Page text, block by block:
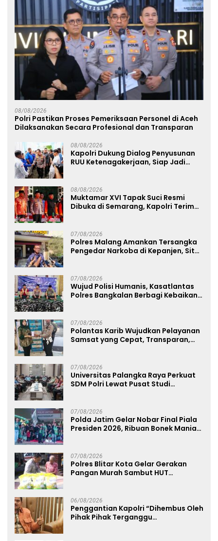
08/08/2026
Polri Pastikan Proses Pemeriksaan Personel di Aceh
Dilaksanakan Secara Profesional dan Transparan
08/08/2026
Kapolri Dukung Dialog Penyusunan
RUU Ketenagakerjaan, Siap Jadi
08/08/2026
Muktamar XVI Tapak Suci Resmi
Dibuka di Semarang, Kapolri Terima
07/08/2026
Polres Malang Amankan Tersangka
Pengedar Narkoba di Kepanjen, Sita
07/08/2026
Wujud Polisi Humanis, Kasatlantas
Polres Bangkalan Berbagi Kebaikan
07/08/2026
Polantas Karib Wujudkan Pelayanan
Samsat yang Cepat, Transparan,
07/08/2026
Universitas Palangka Raya Perkuat
SDM Polri Lewat Pusat Studi
07/08/2026
Polda Jatim Gelar Nobar Final Piala
Presiden 2026, Ribuan Bonek Mania
07/08/2026
Polres Blitar Kota Gelar Gerakan
Pangan Murah Sambut HUT
06/08/2026
Penggantian Kapolri “Dihembus Oleh
Pihak Pihak Terganggu